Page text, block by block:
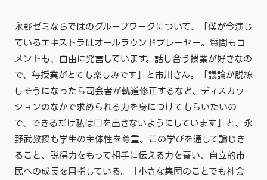
永野ゼミならではのグループワークについて、「僕が今演じ
ているエキストラはオールラウンドプレーヤー。質問もコ
メントも、自由に発言しています。話し合う授業が好きなの
で、毎授業がとても楽しみです」と市川さん。「議論が脱線
しそうになったら司会者が軌道修正するなど、ディスカッ
ションのなかで求められる力を身につけてもらいたいの
で、できるだけ私は口を出さないようにしています」と、永
野武教授も学生の主体性を尊重。この学びを通して論じき
ること、説得力をもって相手に伝える力を養い、自立的市
民への成長を目指している。「小さな集団のことでも社会